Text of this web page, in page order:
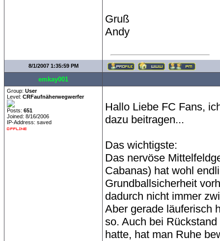
Gruß
Andy
8/1/2007 1:35:59 PM
emkay001
Group: User
Level: CRFaufnäherwegwerfer
Posts: 651
Joined: 8/16/2006
IP-Address: saved
Hallo Liebe FC Fans,
dazu beitragen...
Das wichtigste:
Das nervöse
Cabanas) hat wohl
Grundballsicherheit
dadurch nicht immer
Aber gerade läuferisch
so. Auch bei
hatte, hat man Ruhe